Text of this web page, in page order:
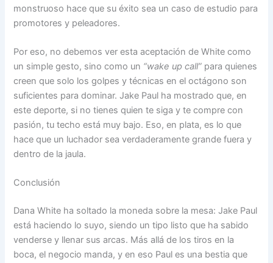
monstruoso hace que su éxito sea un caso de estudio para
promotores y peleadores.
Por eso, no debemos ver esta aceptación de White como
un simple gesto, sino como un “wake up call” para quienes
creen que solo los golpes y técnicas en el octágono son
suficientes para dominar. Jake Paul ha mostrado que, en
este deporte, si no tienes quien te siga y te compre con
pasión, tu techo está muy bajo. Eso, en plata, es lo que
hace que un luchador sea verdaderamente grande fuera y
dentro de la jaula.
Conclusión
Dana White ha soltado la moneda sobre la mesa: Jake Paul
está haciendo lo suyo, siendo un tipo listo que ha sabido
venderse y llenar sus arcas. Más allá de los tiros en la
boca, el negocio manda, y en eso Paul es una bestia que